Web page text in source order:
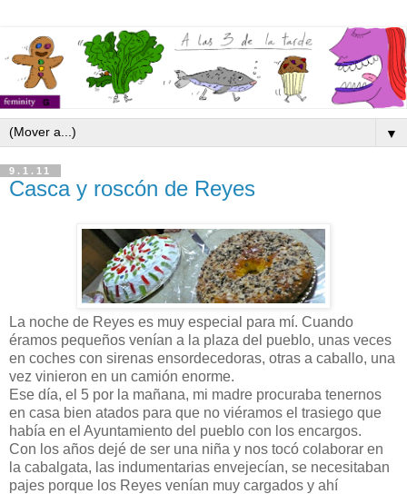
▼
9.1.11
Casca y roscón de Reyes
La noche de Reyes es muy especial para mí. Cuando
éramos pequeños venían a la plaza del pueblo, unas veces
en coches con sirenas ensordecedoras, otras a caballo, una
vez vinieron en un camión enorme.
Ese día, el 5 por la mañana, mi madre procuraba tenernos
en casa bien atados para que no viéramos el trasiego que
había en el Ayuntamiento del pueblo con los encargos.
Con los años dejé de ser una niña y nos tocó colaborar en
la cabalgata, las indumentarias envejecían, se necesitaban
pajes porque los Reyes venían muy cargados y ahí